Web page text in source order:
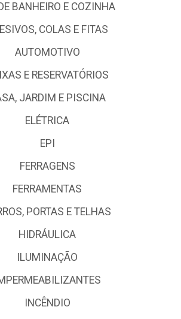
BANHEIRO E COZINHA
COLAS E FITAS
AUTOMOTIVO
E RESERVATÓRIOS
JARDIM E PISCINA
ELÉTRICA
EPI
FERRAGENS
FERRAMENTAS
PORTAS E TELHAS
HIDRÁULICA
ILUMINAÇÃO
INCÊNDIO